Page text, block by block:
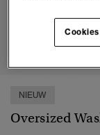
1
NIEUW
Oversized